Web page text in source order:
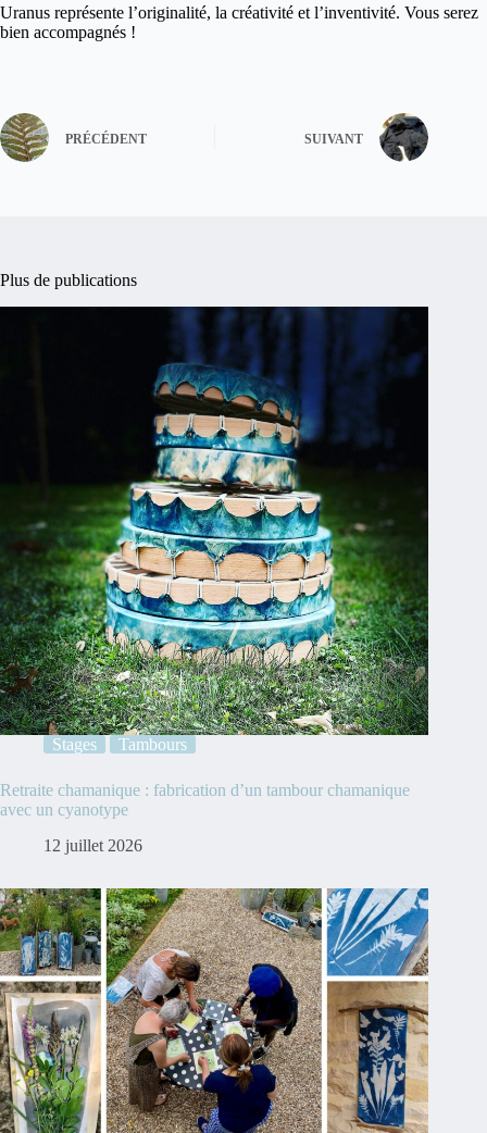
Uranus représente l’originalité, la créativité et l’inventivité. Vous serez
bien accompagnés !
PRÉCÉDENT SUIVANT
Plus de publications
Stages Tambours
Retraite chamanique : fabrication d’un tambour chamanique
avec un cyanotype
12 juillet 2026